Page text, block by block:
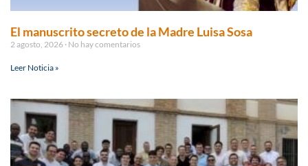
El manuscrito secreto de la Madre Luisa Sosa
2 agosto, 2026 No hay comentarios
Leer Noticia »